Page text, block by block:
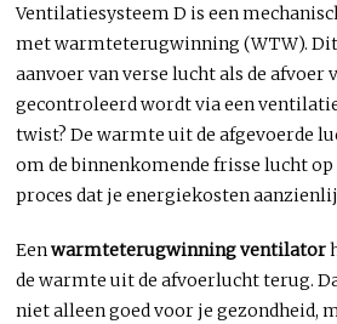
Ventilatiesysteem D is een
met warmteterugwinning (WTW).
aanvoer van verse lucht als de afvoer
gecontroleerd wordt via een
twist? De warmte uit de afgevoerde
om de binnenkomende frisse lucht
proces dat je energiekosten
Eenwarmteterugwinning ventilator
de warmte uit de afvoerlucht terug.
niet alleen goed voor je gezondheid,